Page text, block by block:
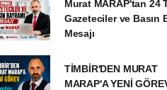
Murat MARAP'tan 24
Gazeteciler ve Basın
Mesajı
TİMBİR'DEN MURAT
MARAP'A YENİ